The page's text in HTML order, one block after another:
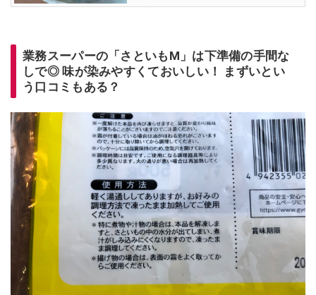
業務スーパーの「さといもM」は下準備の手間な
しで◎ 味が染みやすくておいしい！ まずいとい
う口コミもある？